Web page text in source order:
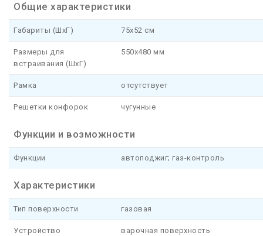
Общие характеристики
Габариты (ШхГ) 75x52 см
Размеры для
встраивания (ШхГ)
550x480 мм
Рамка отсутствует
Решетки конфорок чугунные
Функции и возможности
Функции автоподжиг; газ-контроль
Характеристики
Тип поверхности газовая
Устройство варочная поверхность